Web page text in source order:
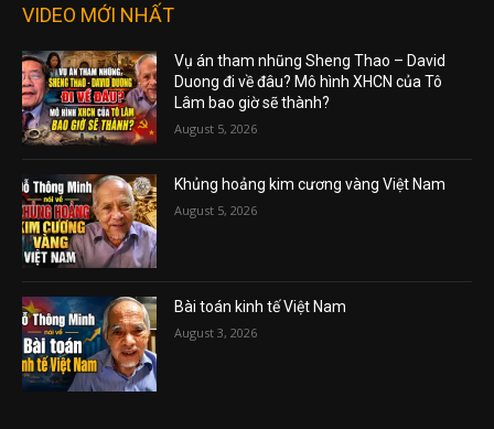
VIDEO MỚI NHẤT
Vụ án tham nhũng Sheng Thao – David
Duong đi về đâu? Mô hình XHCN của Tô
Lâm bao giờ sẽ thành?
August 5, 2026
Khủng hoảng kim cương vàng Việt Nam
August 5, 2026
Bài toán kinh tế Việt Nam
August 3, 2026